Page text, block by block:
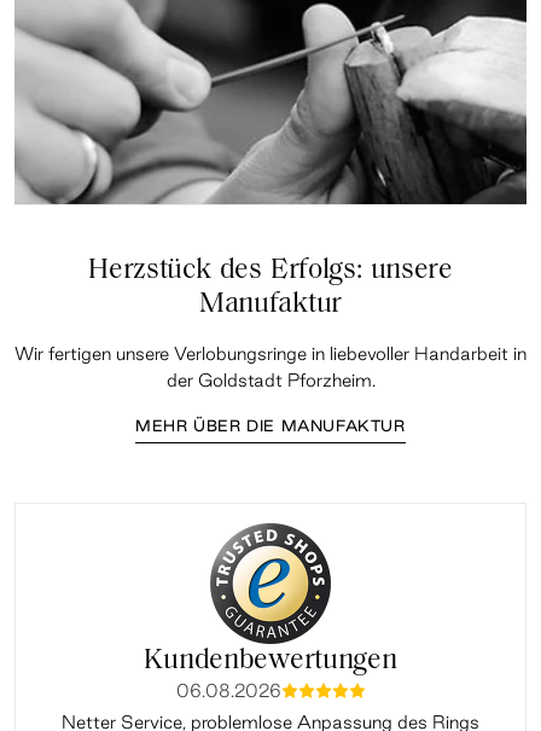
Herzstück des Erfolgs: unsere
Manufaktur
Wir fertigen unsere Verlobungsringe in liebevoller Handarbeit in
der Goldstadt Pforzheim.
MEHR ÜBER DIE MANUFAKTUR
Kundenbewertungen
06.08.2026mmmmm
Netter Service, problemlose Anpassung des Rings